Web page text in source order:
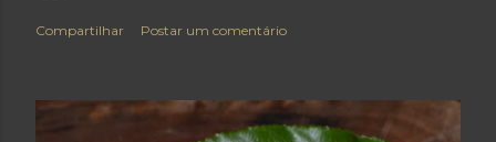
Compartilhar Postar um comentário